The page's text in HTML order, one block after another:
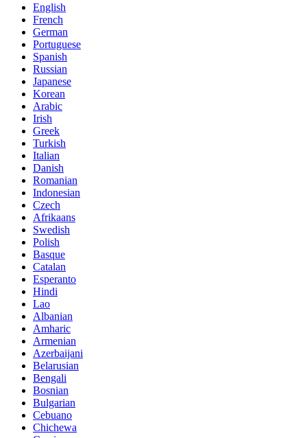
English
French
German
Portuguese
Spanish
Russian
Japanese
Korean
Arabic
Irish
Greek
Turkish
Italian
Danish
Romanian
Indonesian
Czech
Afrikaans
Swedish
Polish
Basque
Catalan
Esperanto
Hindi
Lao
Albanian
Amharic
Armenian
Azerbaijani
Belarusian
Bengali
Bosnian
Bulgarian
Cebuano
Chichewa